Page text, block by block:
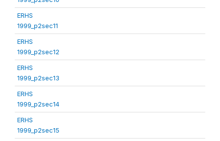
ERHS
1999_p2sec11
ERHS
1999_p2sec12
ERHS
1999_p2sec13
ERHS
1999_p2sec14
ERHS
1999_p2sec15